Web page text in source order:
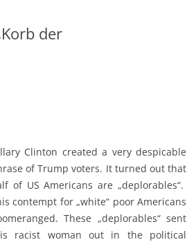
der
Clinton created a very despicable
of Trump voters. It turned out that
of US Americans are „deplorables“.
contempt for „white“ poor Americans
These „deplorables“ sent
racist woman out in the political